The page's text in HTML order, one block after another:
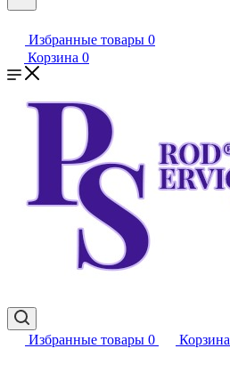
Избранные товары 0
Корзина 0
Избранные товары 0 Корзина